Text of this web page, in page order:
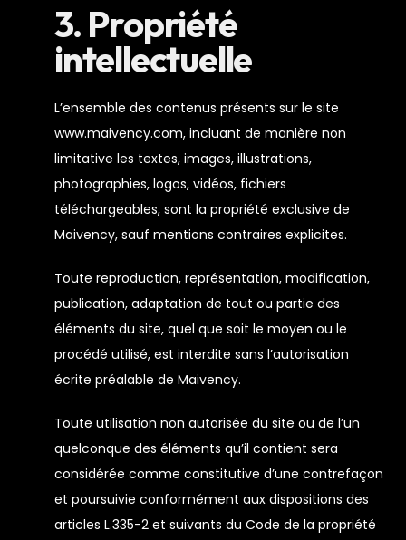
3. Propriété
intellectuelle
L’ensemble des contenus présents sur le site
www.maivency.com, incluant de manière non
limitative les textes, images, illustrations,
photographies, logos, vidéos, fichiers
téléchargeables, sont la propriété exclusive de
Maivency, sauf mentions contraires explicites.
Toute reproduction, représentation, modification,
publication, adaptation de tout ou partie des
éléments du site, quel que soit le moyen ou le
procédé utilisé, est interdite sans l’autorisation
écrite préalable de Maivency.
Toute utilisation non autorisée du site ou de l’un
quelconque des éléments qu’il contient sera
considérée comme constitutive d’une contrefaçon
et poursuivie conformément aux dispositions des
articles L.335-2 et suivants du Code de la propriété